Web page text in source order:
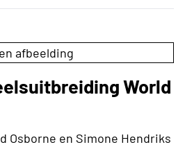
afbeelding
World
Osborne en Simone Hendriks